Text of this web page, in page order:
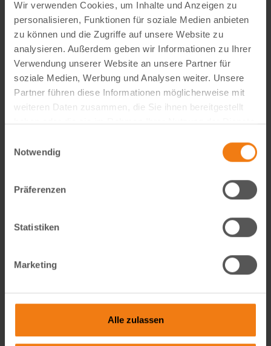
Wir verwenden Cookies, um Inhalte und Anzeigen zu
personalisieren, Funktionen für soziale Medien anbieten
zu können und die Zugriffe auf unsere Website zu
analysieren. Außerdem geben wir Informationen zu Ihrer
Verwendung unserer Website an unsere Partner für
soziale Medien, Werbung und Analysen weiter. Unsere
Partner führen diese Informationen möglicherweise mit
weiteren Daten zusammen, die Sie ihnen bereitgestellt
haben oder die sie im Rahmen Ihrer Nutzung der Dienste
Notwendig
Präferenzen
Statistiken
Marketing
Alle zulassen
Visual Content Creator (m/w/d) – E-Commerce
Bildwelten – von der Idee bis zum A++ Content. Kreativ,